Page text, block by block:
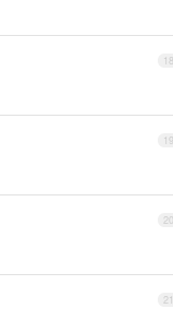
18
19
20
21